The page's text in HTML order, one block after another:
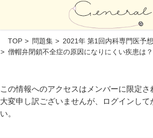
TOP 問題集
2021年 第1回内科専門医予想
僧帽弁閉鎖不全症の原因になりにくい疾患は？
この情報へのアクセスはメンバーに限定さ
大変申し訳ございませんが、ログインして
い。